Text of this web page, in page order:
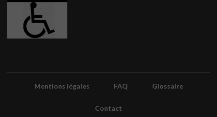
Mentions légales FAQ Glossaire
Contact